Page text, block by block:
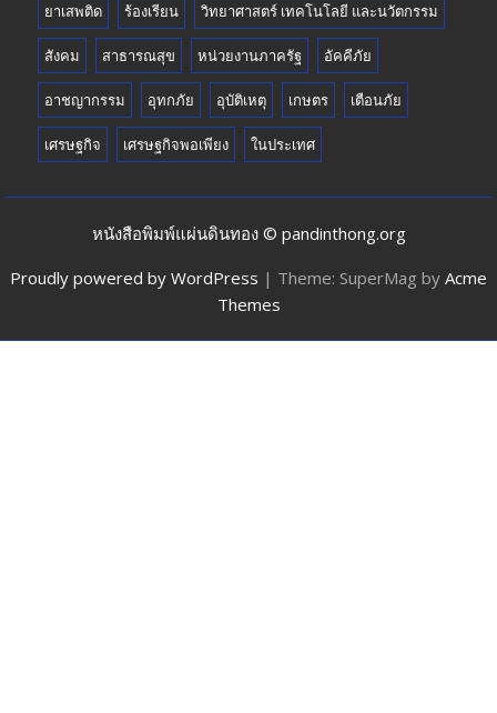
ยาเสพติด ร้องเรียน วิทยาศาสตร์ เทคโนโลยี และนวัตกรรม
สังคม สาธารณสุข หน่วยงานภาครัฐ อัคคีภัย
อาชญากรรม อุทกภัย อุบัติเหตุ เกษตร เตือนภัย
เศรษฐกิจ เศรษฐกิจพอเพียง ในประเทศ
หนังสือพิมพ์แผ่นดินทอง © pandinthong.org
Proudly powered by WordPress | Theme: SuperMag by Acme
Themes